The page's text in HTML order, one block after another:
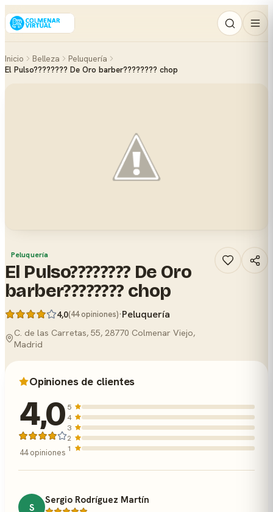
Inicio Belleza
Peluquería
El Pulso???????? De Oro barber???????? chop
Peluquería
El Pulso???????? De Oro
barber???????? chop
4,0(44 opiniones)·Peluquería
C. de las Carretas, 55, 28770 Colmenar Viejo,
Madrid
Opiniones de clientes
4,0
44 opiniones
5
4
3
2
1
S
Sergio Rodríguez Martín